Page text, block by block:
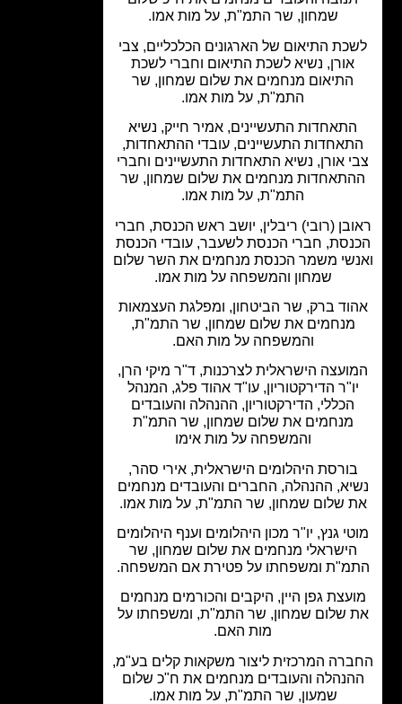
שמחון, שר התמ"ת, על מות אמו.
התיאום של הארגונים הכלכליים, צבי
אורן, נשיא לשכת התיאום וחברי לשכת
התיאום מנחמים את שלום שמחון, שר
התמ"ת, על מות אמו.
התעשיינים, אמיר חייק, נשיא
התעשיינים, עובדי ההתאחדות,
אורן, נשיא התאחדות התעשיינים וחברי
מנחמים את שלום שמחון, שר
התמ"ת, על מות אמו.
(רובי) ריבלין, יושב ראש הכנסת, חברי
חברי הכנסת לשעבר, עובדי הכנסת
משמר הכנסת מנחמים את השר שלום
שמחון והמשפחה על מות אמו.
ברק, שר הביטחון, ומפלגת העצמאות
מנחמים את שלום שמחון, שר התמ"ת,
והמשפחה על מות האם.
הישראלית לצרכנות, ד"ר מיקי הרן,
הדירקטוריון, עו"ד אהוד פלג, המנהל
הכללי, הדירקטוריון, ההנהלה והעובדים
מנחמים את שלום שמחון, שר התמ"ת
והמשפחה על מות אימו
היהלומים הישראלית, אירי סהר,
ההנהלה, החברים והעובדים מנחמים
שלום שמחון, שר התמ"ת, על מות אמו.
גנץ, יו"ר מכון היהלומים וענף היהלומים
מנחמים את שלום שמחון, שר
ומשפחתו על פטירת אם המשפחה.
גפן היין, היקבים והכורמים מנחמים
שלום שמחון, שר התמ"ת, ומשפחתו על
מות האם.
המרכזית ליצור משקאות קלים בע"מ,
והעובדים מנחמים את ח"כ שלום
שמעון, שר התמ"ת, על מות אמו.